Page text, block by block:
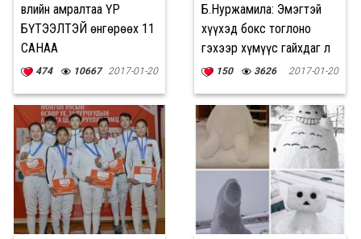
Өвлийн амралтаа ҮР
БҮТЭЭЛТЭЙ өнгөрөөх 11
САНАА
474 10667 2017-01-20
Б.Нуржамила: Эмэгтэй
хүүхэд бокс тоглоно
гэхээр хүмүүс гайхдаг л
юм150 3626 2017-01-20